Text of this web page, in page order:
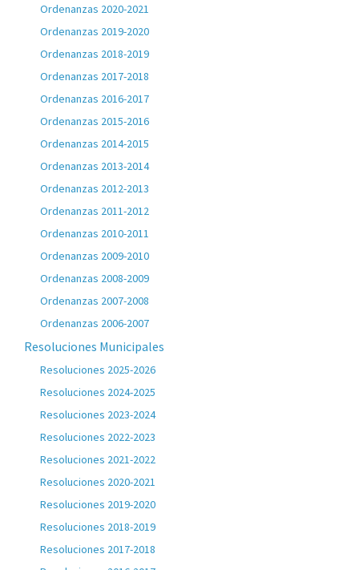
Ordenanzas 2020-2021
Ordenanzas 2019-2020
Ordenanzas 2018-2019
Ordenanzas 2017-2018
Ordenanzas 2016-2017
Ordenanzas 2015-2016
Ordenanzas 2014-2015
Ordenanzas 2013-2014
Ordenanzas 2012-2013
Ordenanzas 2011-2012
Ordenanzas 2010-2011
Ordenanzas 2009-2010
Ordenanzas 2008-2009
Ordenanzas 2007-2008
Ordenanzas 2006-2007
Resoluciones Municipales
Resoluciones 2025-2026
Resoluciones 2024-2025
Resoluciones 2023-2024
Resoluciones 2022-2023
Resoluciones 2021-2022
Resoluciones 2020-2021
Resoluciones 2019-2020
Resoluciones 2018-2019
Resoluciones 2017-2018